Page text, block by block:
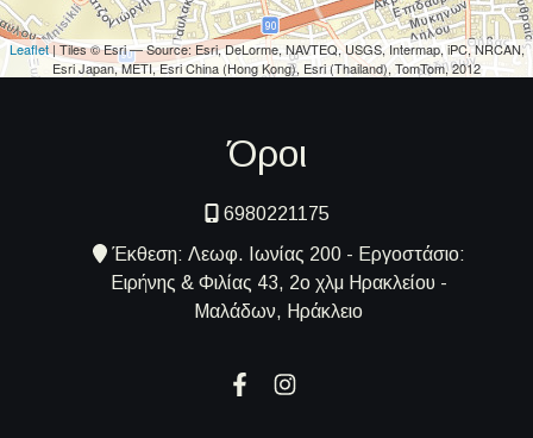
Leaflet| Tiles © Esri — Source: Esri, DeLorme, NAVTEQ, USGS, Intermap, iPC, NRCAN,
Esri Japan, METI, Esri China (Hong Kong), Esri (Thailand), TomTom, 2012
Όροι
6980221175
Έκθεση: Λεωφ. Ιωνίας 200 - Εργοστάσιο:
Ειρήνης & Φιλίας 43, 2ο χλμ Ηρακλείου -
Μαλάδων, Ηράκλειο